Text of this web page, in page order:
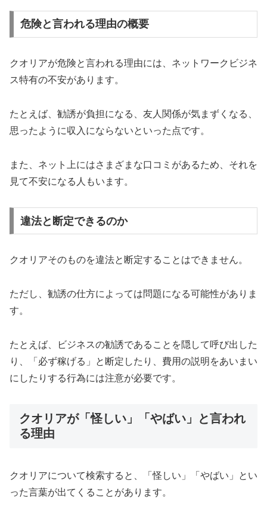
危険と言われる理由の概要
クオリアが危険と言われる理由には、ネットワークビジネ
ス特有の不安があります。
たとえば、勧誘が負担になる、友人関係が気まずくなる、
思ったように収入にならないといった点です。
また、ネット上にはさまざまな口コミがあるため、それを
見て不安になる人もいます。
違法と断定できるのか
クオリアそのものを違法と断定することはできません。
ただし、勧誘の仕方によっては問題になる可能性がありま
す。
たとえば、ビジネスの勧誘であることを隠して呼び出した
り、「必ず稼げる」と断定したり、費用の説明をあいまい
にしたりする行為には注意が必要です。
クオリアが「怪しい」「やばい」と言われ
る理由
クオリアについて検索すると、「怪しい」「やばい」とい
った言葉が出てくることがあります。